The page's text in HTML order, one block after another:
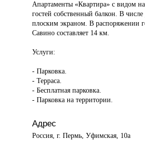
Апартаменты «Квартира» с видом
гостей собственный балкон. В
плоским экраном. В распоряжении
Савино составляет 14 км.
Услуги:
- Парковка.
- Терраса.
- Бесплатная парковка.
- Парковка на территории.
Адрес
Россия, г. Пермь, Уфимская, 10а